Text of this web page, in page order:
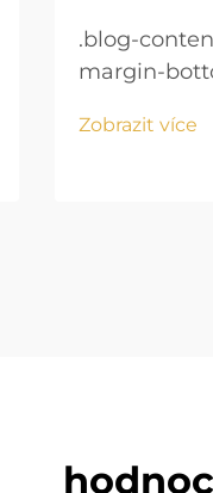
.blog-
margin-
height:
Zobrazit více